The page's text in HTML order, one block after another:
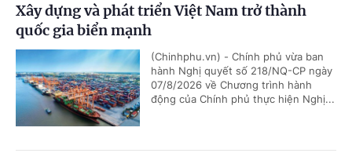
Xây dựng và phát triển Việt Nam trở thành
quốc gia biển mạnh
(Chinhphu.vn) - Chính phủ vừa ban
hành Nghị quyết số 218/NQ-CP ngày
07/8/2026 về Chương trình hành
động của Chính phủ thực hiện Nghị...